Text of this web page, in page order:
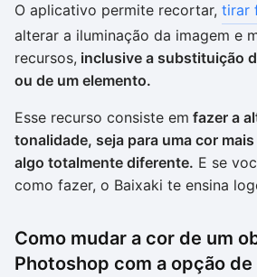
O aplicativo permite recortar, tirar
alterar a iluminação da imagem e
recursos, inclusive a substituição
ou de um elemento.
Esse recurso consiste em fazer a
tonalidade, seja para uma cor
algo totalmente diferente. E se
como fazer, o Baixaki te ensina
Como mudar a cor de um
Photoshop com a opção